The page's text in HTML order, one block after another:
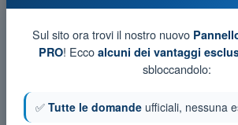
Sul sito ora trovi il nostro nuovo
PRO! Ecco alcuni dei vantaggi
sbloccandolo:
✅ Tutte le domande ufficiali, nessuna